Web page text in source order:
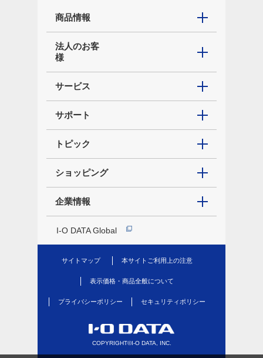
商品情報
法人のお客
様
サービス
サポート
トピック
ショッピング
企業情報
I-O DATA Global
サイトマップ 本サイトご利用上の注意
表示価格・商品全般について
プライバシーポリシー セキュリティポリシー
COPYRIGHT©I-O DATA, INC.